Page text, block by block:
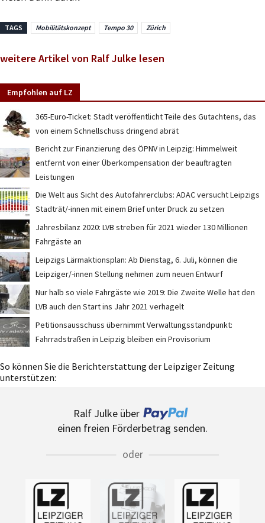
TAGS Mobilitätskonzept Tempo 30 Zürich
weitere Artikel von Ralf Julke lesen
Empfohlen auf LZ
365-Euro-Ticket: Stadt veröffentlicht Teile des Gutachtens, das
von einem Schnellschuss dringend abrät
Bericht zur Finanzierung des ÖPNV in Leipzig: Himmelweit
entfernt von einer Überkompensation der beauftragten
Leistungen
Die Welt aus Sicht des Autofahrerclubs: ADAC versucht Leipzigs
Stadträt/-innen mit einem Brief unter Druck zu setzen
Jahresbilanz 2020: LVB streben für 2021 wieder 130 Millionen
Fahrgäste an
Leipzigs Lärmaktionsplan: Ab Dienstag, 6. Juli, können die
Leipziger/-innen Stellung nehmen zum neuen Entwurf
Nur halb so viele Fahrgäste wie 2019: Die Zweite Welle hat den
LVB auch den Start ins Jahr 2021 verhagelt
Petitionsausschuss übernimmt Verwaltungsstandpunkt:
Fahrradstraßen in Leipzig bleiben ein Provisorium
So können Sie die Berichterstattung der Leipziger Zeitung
unterstützen:
Ralf Julke über
einen freien Förderbetrag senden.
oder